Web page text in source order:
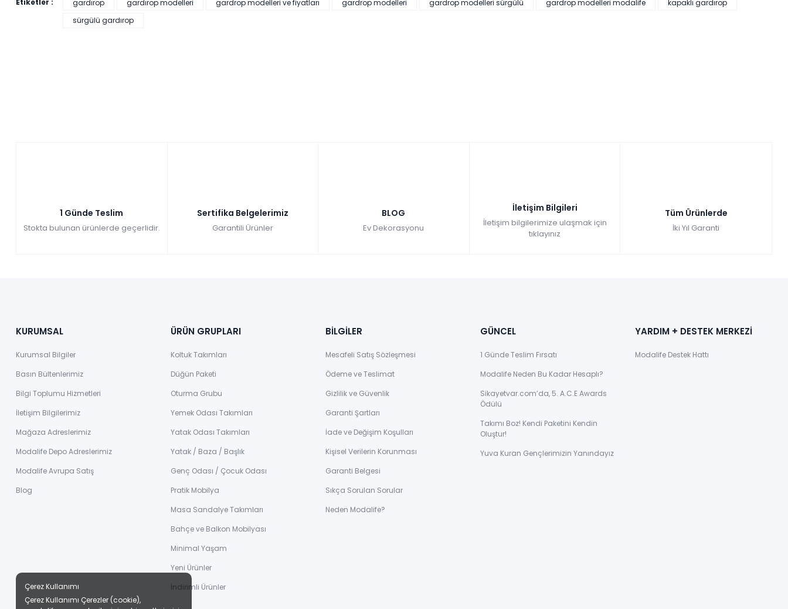
Etiketler : gardırop gardırop modelleri gardrop modelleri ve fiyatları gardrop modelleri gardrop modelleri sürgülü gardrop modelleri modalife
kapaklı gardırop
sürgülü gardırop
1 Günde Teslim
Stokta bulunan ürünlerde geçerlidir.
Sertifika Belgelerimiz
Garantili Ürünler
BLOG
Ev Dekorasyonu
İletişim Bilgileri
İletişim bilgilerimize ulaşmak için
tıklayınız
Tüm Ürünlerde
İki Yıl Garanti
KURUMSAL
Kurumsal Bilgiler
Basın Bültenlerimiz
Bilgi Toplumu Hizmetleri
İletişim Bilgilerimiz
Mağaza Adreslerimiz
Modalife Depo Adreslerimiz
Modalife Avrupa Satış
Blog
ÜRÜN GRUPLARI
Koltuk Takımları
Düğün Paketi
Oturma Grubu
Yemek Odası Takımları
Yatak Odası Takımları
Yatak / Baza / Başlık
Genç Odası / Çocuk Odası
Pratik Mobilya
Masa Sandalye Takımları
Bahçe ve Balkon Mobilyası
Minimal Yaşam
Yeni Ürünler
İndirimli Ürünler
BİLGİLER
Mesafeli Satış Sözleşmesi
Ödeme ve Teslimat
Gizlilik ve Güvenlik
Garanti Şartları
İade ve Değişim Koşulları
Kişisel Verilerin Korunması
Garanti Belgesi
Sıkça Sorulan Sorular
Neden Modalife?
GÜNCEL
1 Günde Teslim Fırsatı
Modalife Neden Bu Kadar Hesaplı?
Sikayetvar.com’da, 5. A.C.E Awards
Ödülü
Takımı Boz! Kendi Paketini Kendin
Oluştur!
Yuva Kuran Gençlerimizin Yanındayız
YARDIM + DESTEK MERKEZİ
Modalife Destek Hattı
Çerez Kullanımı
Çerez Kullanımı Çerezler (cookie),